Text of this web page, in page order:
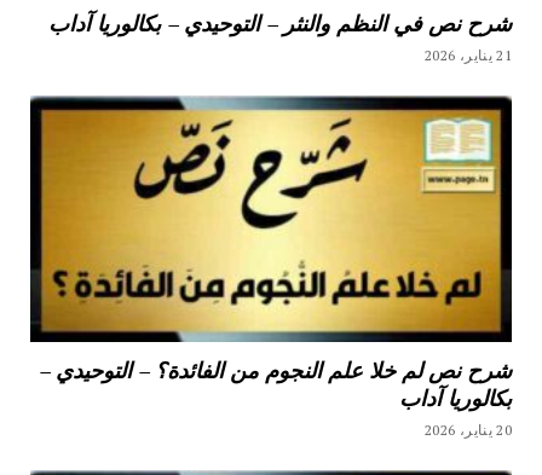
شرح نص في النظم والنثر – التوحيدي – بكالوريا آداب
21 يناير، 2026
شرح نص لم خلا علم النجوم من الفائدة؟ – التوحيدي –
بكالوريا آداب
20 يناير، 2026